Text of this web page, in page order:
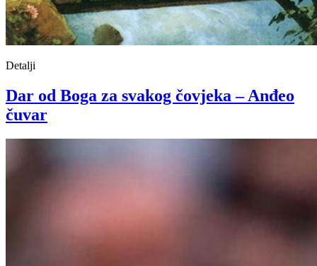
Detalji
Dar od Boga za svakog čovjeka – Anđeo
čuvar